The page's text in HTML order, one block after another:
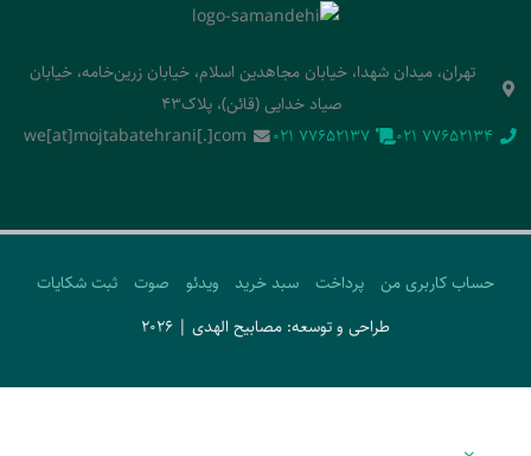
تهران، میدان شهدا، خیابان مجاهدین اسلام، خیابان زرین‌خامه، خیابان
صیاد خدایی (قائن)، پلاک43
‭021 77652134‬
‭021 77652137‬
we[at]mojtabatehrani[.]com
حساب کاربری من پرداخت سبد خرید ویدئو صوت
ثبت شکایات
طراحی و توسعه: مصابیح الهدی | 2026